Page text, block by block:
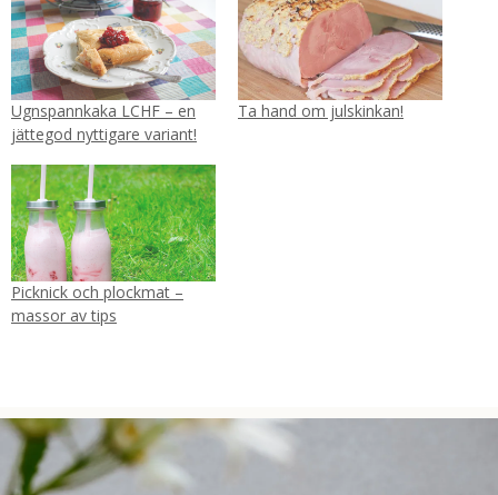
Ugnspannkaka LCHF – en
jättegod nyttigare variant!
Ta hand om julskinkan!
Picknick och plockmat –
massor av tips